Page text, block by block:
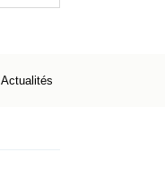
Actualités